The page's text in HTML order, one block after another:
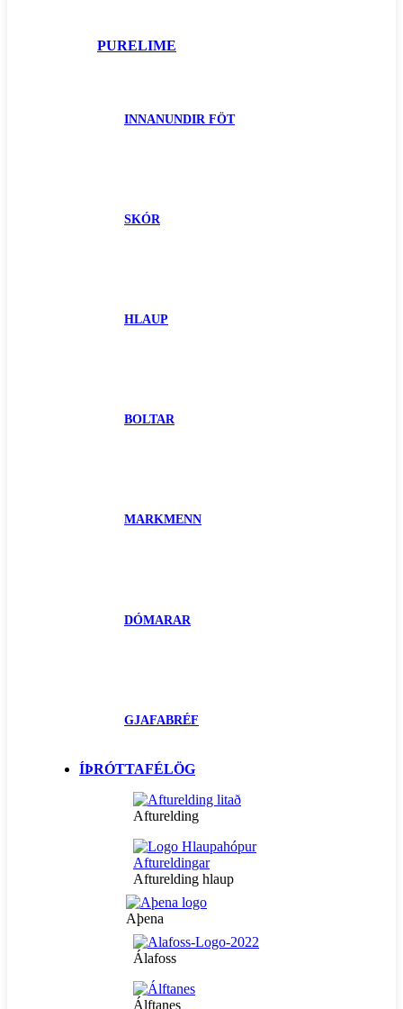
PURELIME
INNANUNDIR FÖT
SKÓR
HLAUP
BOLTAR
MARKMENN
DÓMARAR
GJAFABRÉF
ÍÞRÓTTAFÉLÖG
Afturelding
Afturelding hlaup
Aþena
Álafoss
Álftanes